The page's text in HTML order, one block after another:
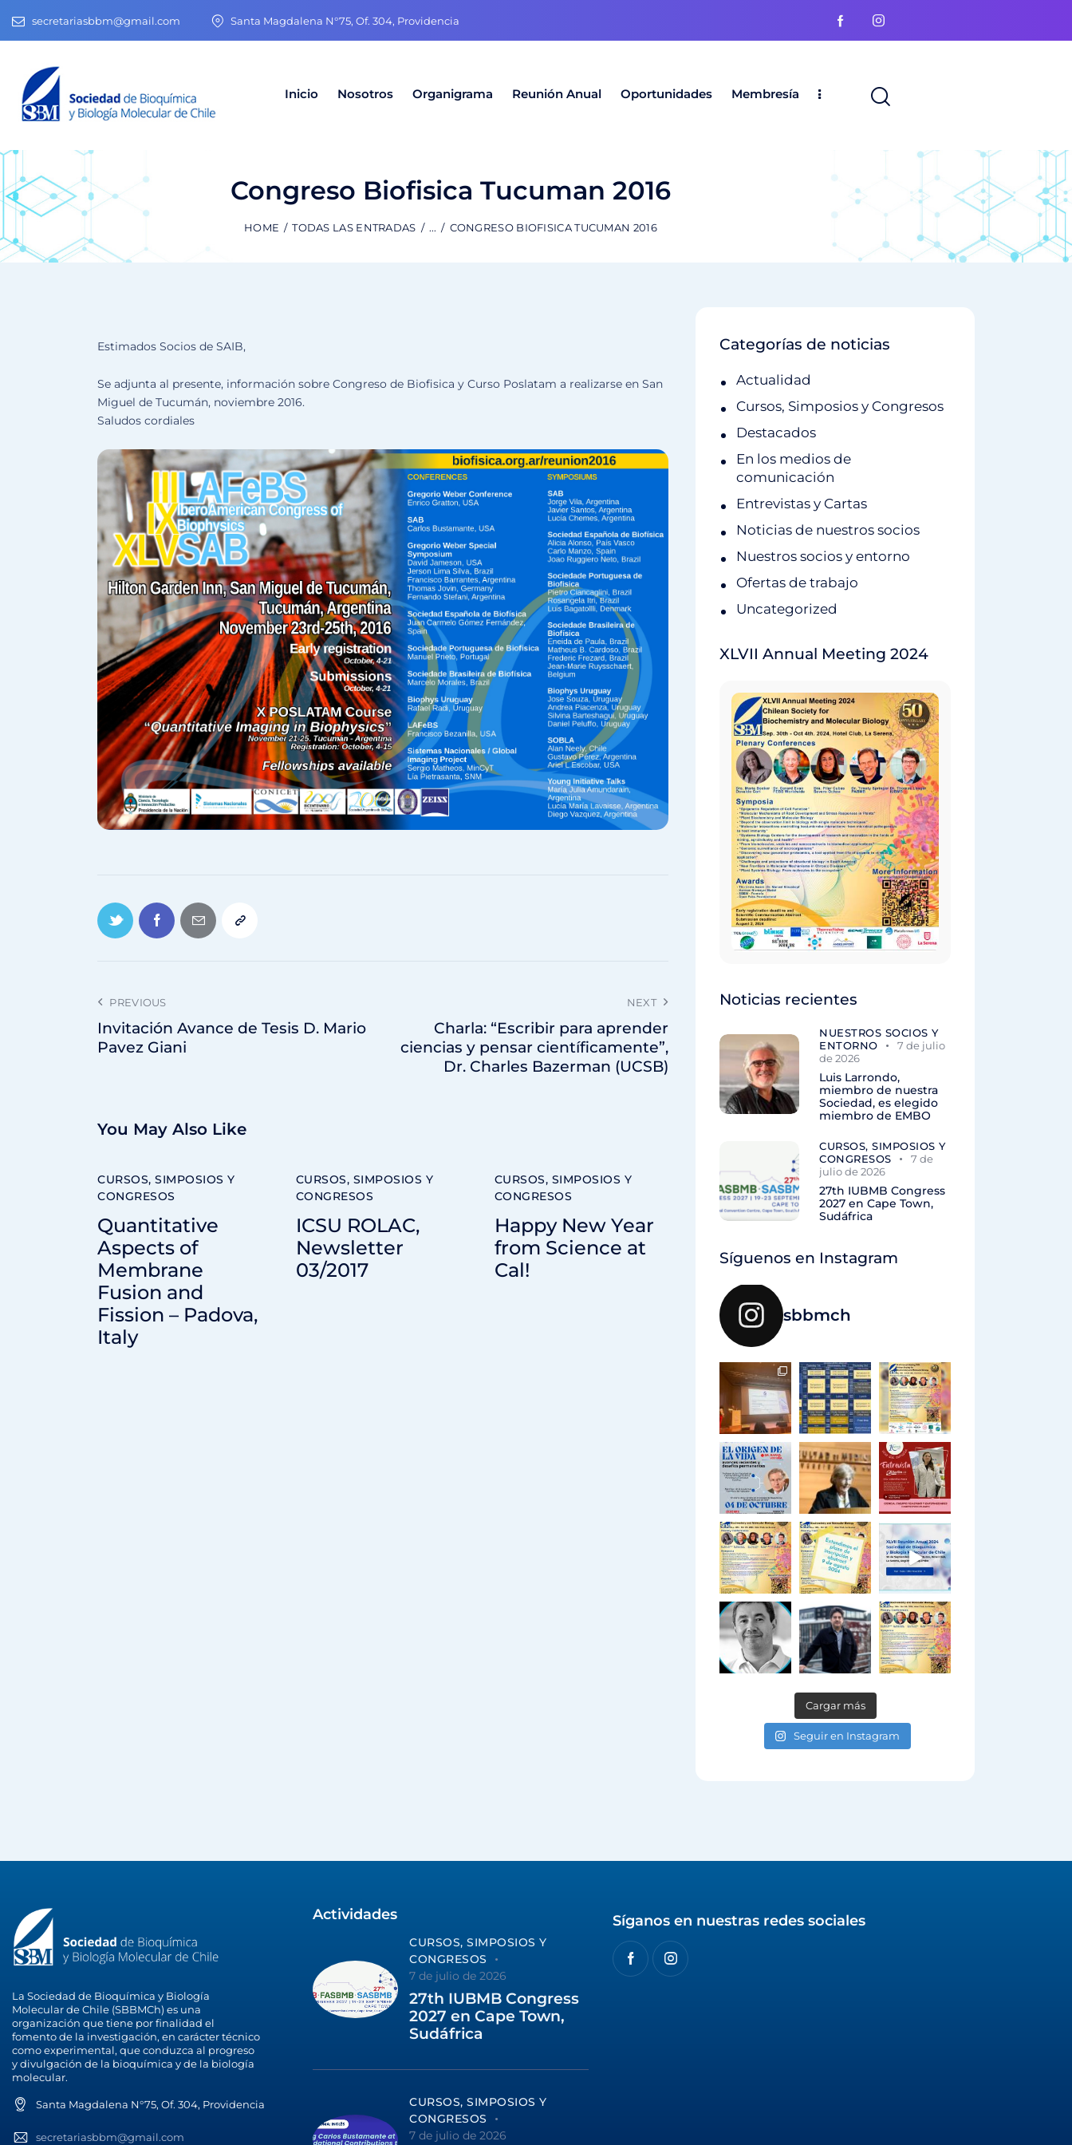
secretariasbbm@gmail.com Santa Magdalena N°75, Of. 304, Providencia
Inicio Nosotros Organigrama Reunión Anual Oportunidades Membresía
Congreso Biofisica Tucuman 2016
HOME TODAS LAS ENTRADAS ... CONGRESO BIOFISICA TUCUMAN 2016
Estimados Socios de SAIB,
Se adjunta al presente, información sobre Congreso de Biofisica y Curso Poslatam a realizarse en San
Miguel de Tucumán, noviembre 2016.
Saludos cordiales
PREVIOUS
Invitación Avance de Tesis D. Mario
Pavez Giani
NEXT
Charla: “Escribir para aprender
ciencias y pensar científicamente”,
Dr. Charles Bazerman (UCSB)
You May Also Like
CURSOS, SIMPOSIOS Y
CONGRESOS
Quantitative
Aspects of
Membrane
Fusion and
Fission – Padova,
Italy
CURSOS, SIMPOSIOS Y
CONGRESOS
ICSU ROLAC,
Newsletter
03/2017
CURSOS, SIMPOSIOS Y
CONGRESOS
Happy New Year
from Science at
Cal!
Categorías de noticias
Actualidad
Cursos, Simposios y Congresos
Destacados
En los medios de
comunicación
Entrevistas y Cartas
Noticias de nuestros socios
Nuestros socios y entorno
Ofertas de trabajo
Uncategorized
XLVII Annual Meeting 2024
Noticias recientes
NUESTROS SOCIOS Y
ENTORNO
7 de julio
de 2026
Luis Larrondo,
miembro de nuestra
Sociedad, es elegido
miembro de EMBO
CURSOS, SIMPOSIOS Y
CONGRESOS
7 de
julio de 2026
27th IUBMB Congress
2027 en Cape Town,
Sudáfrica
Síguenos en Instagram
sbbmch
Cargar más
Seguir en Instagram
La Sociedad de Bioquímica y Biología
Molecular de Chile (SBBMCh) es una
organización que tiene por finalidad el
fomento de la investigación, en carácter técnico
como experimental, que conduzca al progreso
y divulgación de la bioquímica y de la biología
molecular.
Santa Magdalena N°75, Of. 304, Providencia
secretariasbbm@gmail.com
Actividades
CURSOS, SIMPOSIOS Y
CONGRESOS
7 de julio de 2026
27th IUBMB Congress
2027 en Cape Town,
Sudáfrica
CURSOS, SIMPOSIOS Y
CONGRESOS
7 de julio de 2026
Síganos en nuestras redes sociales